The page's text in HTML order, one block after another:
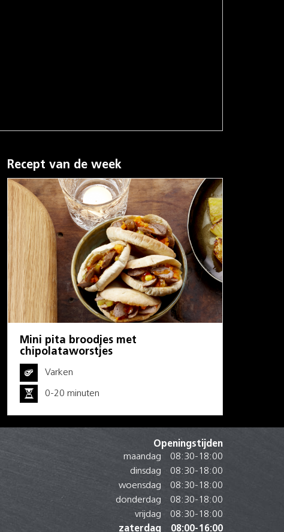
Recept van de week
Mini pita broodjes met
chipolataworstjes
Varken
0-20 minuten
Openingstijden
maandag
08:30-18:00
dinsdag
08:30-18:00
woensdag
08:30-18:00
donderdag
08:30-18:00
vrijdag
08:30-18:00
zaterdag
08:00-16:00